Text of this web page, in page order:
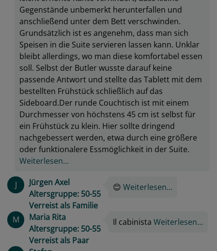
Gegenstände unbemerkt herunterfallen und
anschließend unter dem Bett verschwinden.
Grundsätzlich ist es angenehm, dass man sich
Speisen in die Suite servieren lassen kann. Unklar
bleibt allerdings, wo man diese komfortabel essen
soll. Selbst der Butler wusste darauf keine
passende Antwort und stellte das Tablett mit dem
bestellten Frühstück schließlich auf das
Sideboard.Der runde Couchtisch ist mit einem
Durchmesser von höchstens 45 cm ist selbst für
ein Frühstück zu klein. Hier sollte dringend
nachgebessert werden, etwa durch eine größere
oder funktionalere Essmöglichkeit in der Suite.
Weiterlesen...
J
Jürgen Axel
Altersgruppe: 50-55
Verreist als Familie
😊 Weiterlesen...
M
Maria Rita
Altersgruppe: 50-55
Verreist als Paar
Il cabinista Weiterlesen...